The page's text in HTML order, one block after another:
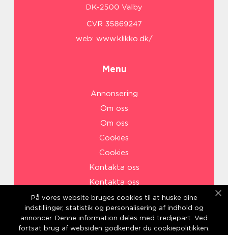
web: www.klikko.dk/
Menu
Annonsering
Om oss
Om oss
Cookies
Cookies
Kontakta oss
Kontakta oss
Sitemap
Sitemap
Annonsering
På vores website bruges cookies til at huske dine
indstillinger, statistik og personalisering af indhold og
annoncer. Denne information deles med tredjepart. Ved
fortsat brug af websiden godkender du cookiepolitikken.